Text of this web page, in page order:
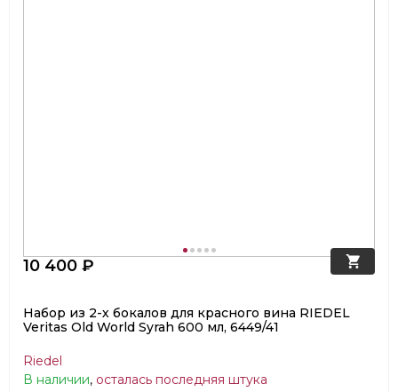
10 400 ₽
Набор из 2-х бокалов для красного вина RIEDEL
Veritas Old World Syrah 600 мл, 6449/41
Riedel
В наличии, осталась последняя штука